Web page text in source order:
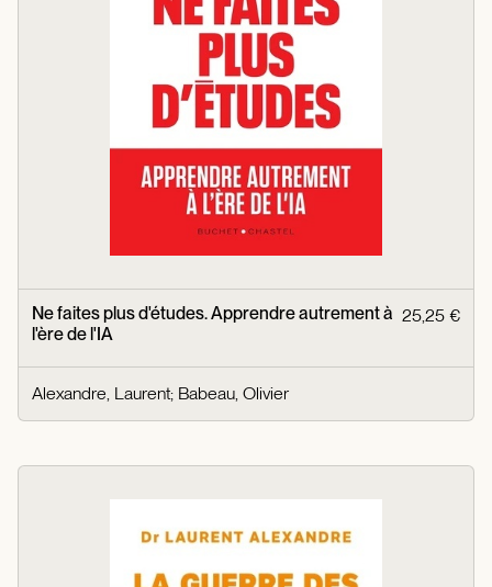
Ne faites plus d'études. Apprendre autrement à
l'ère de l'IA
25,25 €
Alexandre, Laurent; Babeau, Olivier